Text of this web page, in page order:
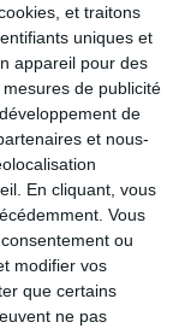
et traitons
uniques et
appareil pour des
de publicité
de
et nous-
En cliquant, vous
Vous
ou
modifier vos
que certains
ne pas
...
DANS